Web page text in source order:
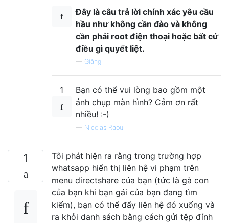
Đây là câu trả lời chính xác yêu cầu
hầu như không cần đào và không
cần phải root điện thoại hoặc bất cứ
điều gì quyết liệt.
— Giăng
1
Bạn có thể vui lòng bao gồm một
ảnh chụp màn hình? Cảm ơn rất
nhiều! :-)
— Nicolas Raoul
1
Tôi phát hiện ra rằng trong trường hợp
whatsapp hiển thị liên hệ vi phạm trên
menu directshare của bạn (tức là gà con
của bạn khi bạn gái của bạn đang tìm
kiếm), bạn có thể đẩy liên hệ đó xuống và
ra khỏi danh sách bằng cách gửi tệp đính